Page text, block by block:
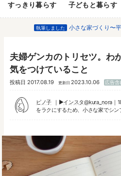
すっきり暮らす 子どもと暮らす
執筆しました 小さな家づくり〜
夫婦ゲンカのトリセツ。わ
気をつけていること
投稿日 2017.08.19 更新日 2023.10.06 広告含
ピノ子 ▶︎インスタ@kura_nora｜
をラクにするため、小さな家でシン